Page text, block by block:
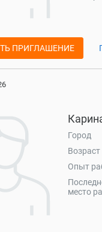
ПРИГЛАШЕНИЕ
Город
Возраст
Опыт
место